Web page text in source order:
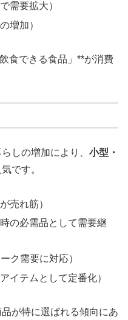
需要拡大）
増加）
食できる食品」**が消費
しの増加により、 小型・
です。
売れ筋）
時の必需品として需要継
ク需要に対応）
イテムとして定番化）
が特に選ばれる傾向にあ